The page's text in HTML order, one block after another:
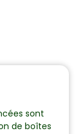
sont
de boîtes